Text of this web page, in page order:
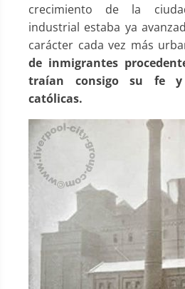
crecimiento de la
industrial estaba ya
carácter cada vez más
de inmigrantes
traían consigo su fe y
católicas.